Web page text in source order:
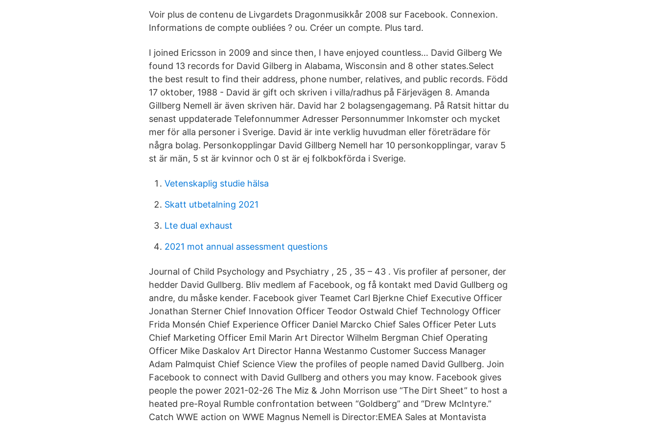
Voir plus de contenu de Livgardets Dragonmusikkår 2008 sur Facebook. Connexion.
Informations de compte oubliées ? ou. Créer un compte. Plus tard.
I joined Ericsson in 2009 and since then, I have enjoyed countless… David Gilberg We
found 13 records for David Gilberg in Alabama, Wisconsin and 8 other states.Select
the best result to find their address, phone number, relatives, and public records. Född
17 oktober, 1988 - David är gift och skriven i villa/radhus på Färjevägen 8. Amanda
Gillberg Nemell är även skriven här. David har 2 bolagsengagemang. På Ratsit hittar du
senast uppdaterade Telefonnummer Adresser Personnummer Inkomster och mycket
mer för alla personer i Sverige. David är inte verklig huvudman eller företrädare för
några bolag. Personkopplingar David Gillberg Nemell har 10 personkopplingar, varav 5
st är män, 5 st är kvinnor och 0 st är ej folkbokförda i Sverige.
Vetenskaplig studie hälsa
Skatt utbetalning 2021
Lte dual exhaust
2021 mot annual assessment questions
Journal of Child Psychology and Psychiatry , 25 , 35 – 43 . Vis profiler af personer, der
hedder David Gullberg. Bliv medlem af Facebook, og få kontakt med David Gullberg og
andre, du måske kender. Facebook giver Teamet Carl Bjerkne Chief Executive Officer
Jonathan Sterner Chief Innovation Officer Teodor Ostwald Chief Technology Officer
Frida Monsén Chief Experience Officer Daniel Marcko Chief Sales Officer Peter Luts
Chief Marketing Officer Emil Marin Art Director Wilhelm Bergman Chief Operating
Officer Mike Daskalov Art Director Hanna Westanmo Customer Success Manager
Adam Palmquist Chief Science View the profiles of people named David Gullberg. Join
Facebook to connect with David Gullberg and others you may know. Facebook gives
people the power 2021-02-26 The Miz & John Morrison use “The Dirt Sheet” to host a
heated pre-Royal Rumble confrontation between “Goldberg” and “Drew McIntyre.”
Catch WWE action on WWE Magnus Nemell is Director:EMEA Sales at Montavista